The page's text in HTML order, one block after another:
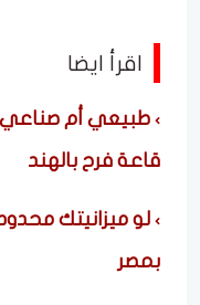
اقرأ ايضا
طبيعي أم
قاعة فرح بالهند
لو ميزانيتك
بمصر